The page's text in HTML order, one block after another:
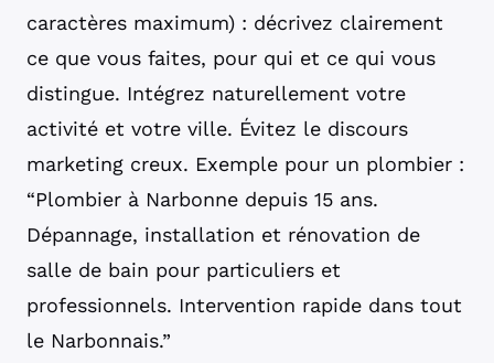
caractères maximum) : décrivez clairement
ce que vous faites, pour qui et ce qui vous
distingue. Intégrez naturellement votre
activité et votre ville. Évitez le discours
marketing creux. Exemple pour un plombier :
“Plombier à Narbonne depuis 15 ans.
Dépannage, installation et rénovation de
salle de bain pour particuliers et
professionnels. Intervention rapide dans tout
le Narbonnais.”